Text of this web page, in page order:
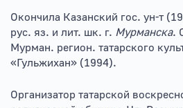
Окончила Казанский гос. ун-т
рус. яз. и лит. шк. г. Мурманска.
Мурман. регион. татарского
«Гульжихан» (1994).
Организатор татарской